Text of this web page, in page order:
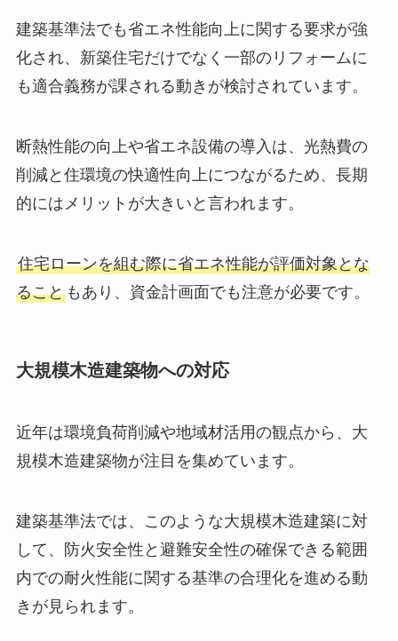
建築基準法でも省エネ性能向上に関する要求が強
化され、新築住宅だけでなく一部のリフォームに
も適合義務が課される動きが検討されています。
断熱性能の向上や省エネ設備の導入は、光熱費の
削減と住環境の快適性向上につながるため、長期
的にはメリットが大きいと言われます。
住宅ローンを組む際に省エネ性能が評価対象とな
ることもあり、資金計画面でも注意が必要です。
大規模木造建築物への対応
近年は環境負荷削減や地域材活用の観点から、大
規模木造建築物が注目を集めています。
建築基準法では、このような大規模木造建築に対
して、防火安全性と避難安全性の確保できる範囲
内での耐火性能に関する基準の合理化を進める動
きが見られます。